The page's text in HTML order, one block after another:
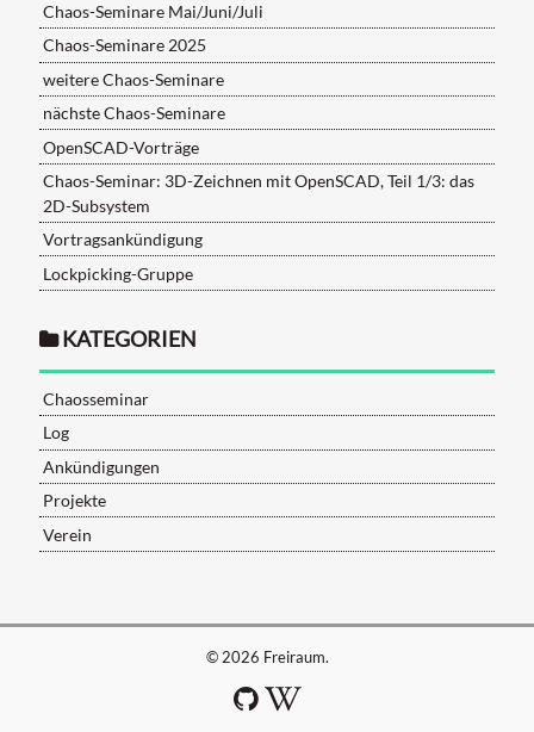
Chaos-Seminare Mai/Juni/Juli
Chaos-Seminare 2025
weitere Chaos-Seminare
nächste Chaos-Seminare
OpenSCAD-Vorträge
Chaos-Seminar: 3D-Zeichnen mit OpenSCAD, Teil 1/3: das
2D-Subsystem
Vortragsankündigung
Lockpicking-Gruppe
KATEGORIEN
Chaosseminar
Log
Ankündigungen
Projekte
Verein
© 2026 Freiraum.